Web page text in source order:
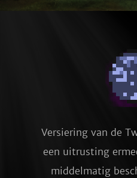
Versiering van de
een uitrusting
middelmatig